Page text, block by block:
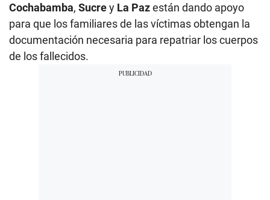
Cochabamba, Sucrey La Pazestán dando apoyo
para que los familiares de las víctimas obtengan la
documentación necesaria para repatriar los cuerpos
de los fallecidos.